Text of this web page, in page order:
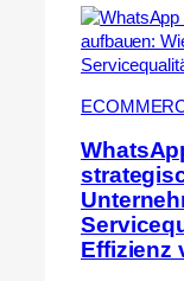
Effizienz